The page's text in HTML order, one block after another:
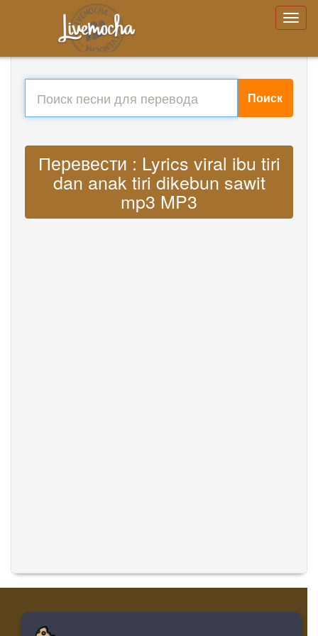
Поиск
Перевести : Lyrics viral ibu tiri
dan anak tiri dikebun sawit
mp3 MP3